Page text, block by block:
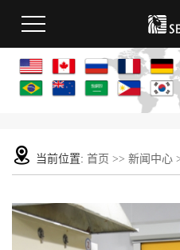
当前位置: 首页 >> 新闻中心